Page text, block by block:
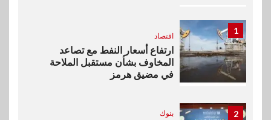
1
اقتصاد
ارتفاع أسعار النفط مع تصاعد
المخاوف بشأن مستقبل الملاحة
في مضيق هرمز
2 بنوك